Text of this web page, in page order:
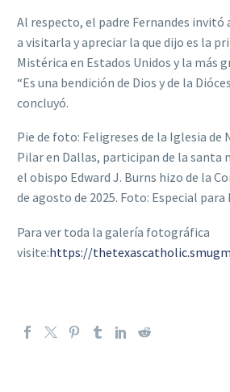
Al respecto, el padre Fernandes
a visitarla y apreciar la que dijo es la
Mistérica en Estados Unidos y la más
“Es una bendición de Dios y de la
concluyó.
Pie de foto: Feligreses de la Iglesia de
Pilar en Dallas, participan de la santa
el obispo Edward J. Burns hizo de la
de agosto de 2025. Foto: Especial para
Para ver toda la galería fotográfica
visite:https://